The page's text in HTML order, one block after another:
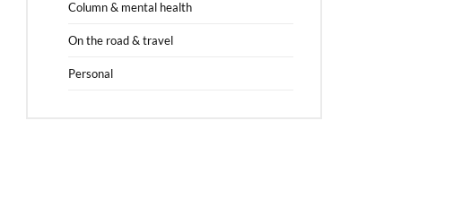
Column & mental health
On the road & travel
Personal